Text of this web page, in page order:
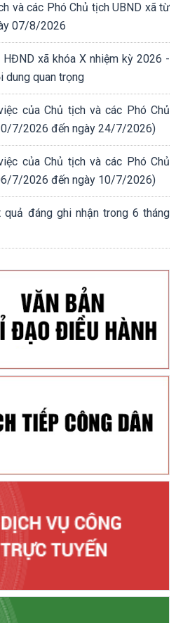
và các Phó Chủ tịch UBND xã từ
07/8/2026
xã khóa X nhiệm kỳ 2026 -
dung quan trọng
của Chủ tịch và các Phó Chủ
7/2026 đến ngày 24/7/2026)
của Chủ tịch và các Phó Chủ
7/2026 đến ngày 10/7/2026)
quả đáng ghi nhận trong 6 tháng